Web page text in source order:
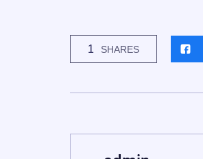
1 SHARES